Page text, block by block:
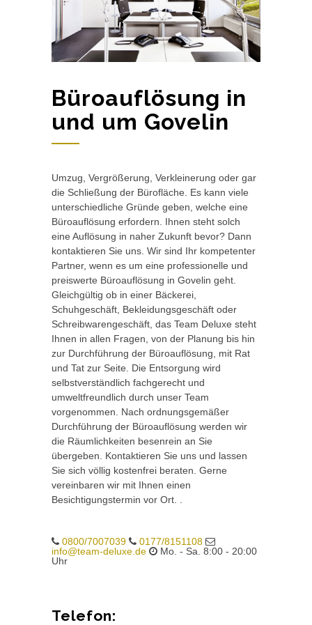
Büroauflösung in
und um Govelin
Umzug, Vergrößerung, Verkleinerung oder gar
die Schließung der Bürofläche. Es kann viele
unterschiedliche Gründe geben, welche eine
Büroauflösung erfordern. Ihnen steht solch
eine Auflösung in naher Zukunft bevor? Dann
kontaktieren Sie uns. Wir sind Ihr kompetenter
Partner, wenn es um eine professionelle und
preiswerte Büroauflösung in Govelin geht.
Gleichgültig ob in einer Bäckerei,
Schuhgeschäft, Bekleidungsgeschäft oder
Schreibwarengeschäft, das Team Deluxe steht
Ihnen in allen Fragen, von der Planung bis hin
zur Durchführung der Büroauflösung, mit Rat
und Tat zur Seite. Die Entsorgung wird
selbstverständlich fachgerecht und
umweltfreundlich durch unser Team
vorgenommen. Nach ordnungsgemäßer
Durchführung der Büroauflösung werden wir
die Räumlichkeiten besenrein an Sie
übergeben. Kontaktieren Sie uns und lassen
Sie sich völlig kostenfrei beraten. Gerne
vereinbaren wir mit Ihnen einen
Besichtigungstermin vor Ort. .
0800/7007039
0177/8151108
info@team-deluxe.de
Mo. - Sa. 8:00 - 20:00
Uhr
Telefon: